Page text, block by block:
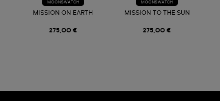
MOONSWATCH
MISSION ON EARTH
275,00 €
MOONSWATCH
MISSION TO THE SUN
275,00 €